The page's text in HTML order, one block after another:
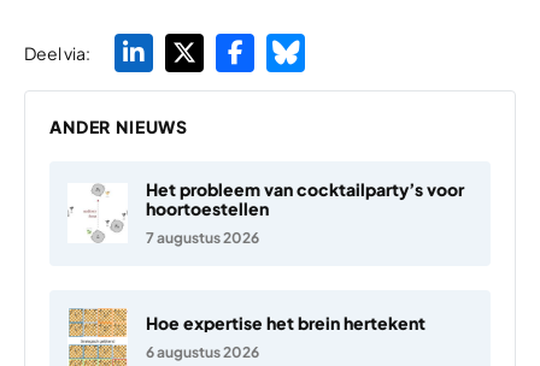
Deel via:
ANDER NIEUWS
Het probleem van cocktailparty’s voor
hoortoestellen
7 augustus 2026
Hoe expertise het brein hertekent
6 augustus 2026